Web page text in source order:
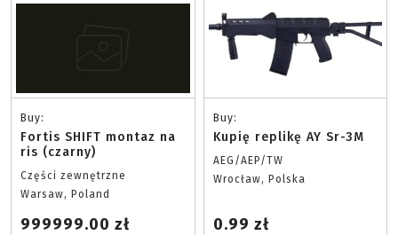
Buy:
Fortis SHIFT montaz na
ris (czarny)
Części zewnętrzne
Warsaw, Poland
999999.00 zł
Buy:
Kupię replikę AY Sr-3M
AEG/AEP/TW
Wrocław, Polska
0.99 zł